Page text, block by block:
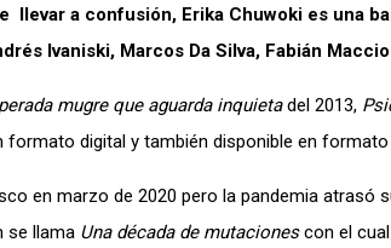
llevar a confusión, Erika Chuwoki es una
Ivaniski, Marcos Da Silva, Fabián
mugre que aguarda inquietadel 2013,
formato digital y también disponible en
en marzo de 2020 pero la pandemia atrasó
se llama Una década de mutacionescon el cual